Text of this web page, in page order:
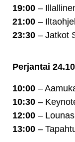
19:00 –
21:00 –
23:30 – Jatkot
Perjantai
10:00 –
10:30 –
12:00 – Lounas
13:00 –